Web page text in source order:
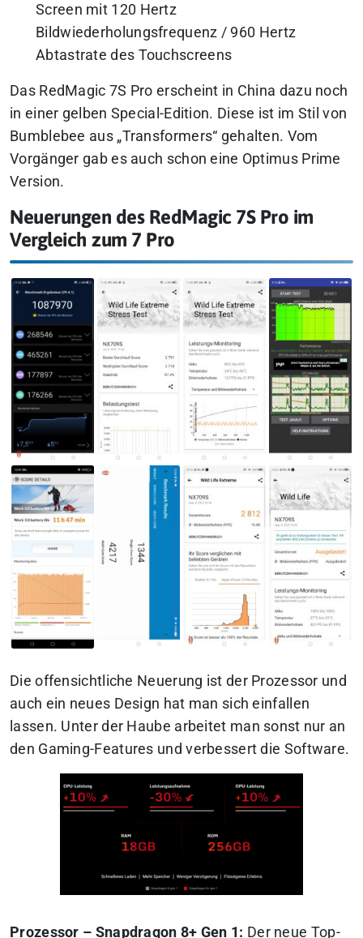
Screen mit 120 Hertz
Bildwiederholungsfrequenz / 960 Hertz
Abtastrate des Touchscreens
Das RedMagic 7S Pro erscheint in China dazu noch
in einer gelben Special-Edition. Diese ist im Stil von
Bumblebee aus „Transformers“ gehalten. Vom
Vorgänger gab es auch schon eine Optimus Prime
Version.
Neuerungen des RedMagic 7S Pro im
Vergleich zum 7 Pro
Die offensichtliche Neuerung ist der Prozessor und
auch ein neues Design hat man sich einfallen
lassen. Unter der Haube arbeitet man sonst nur an
den Gaming-Features und verbessert die Software.
Prozessor – Snapdragon 8+ Gen 1: Der neue Top-